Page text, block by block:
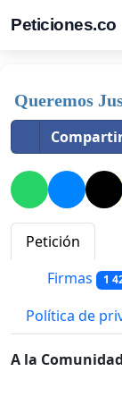
Peticiones.co
Queremos
Petición
Firmas 1
Política de
A la